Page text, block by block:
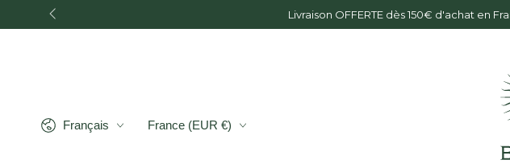
IGNORER LE
CONTENU
Livraison OFFERTE dès 150€ d'achat en
LangueFrançais Pays/région
France (EUR €)